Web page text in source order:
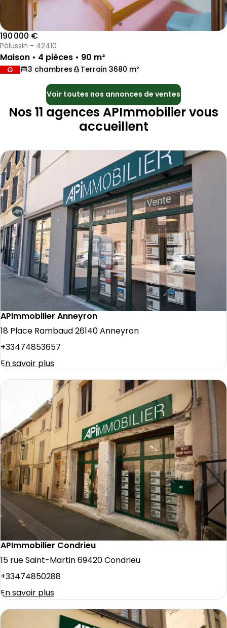
190 000 €
Pélussin - 42410
Maison • 4 pièces • 90 m²
DPE :
G 3 chambres Terrain 3680 m²
,
Voir toutes nos annonces de ventes
Nos 11 agences APImmobilier vous
accueillent
APImmobilier Anneyron
18 Place Rambaud 26140 Anneyron
+33474853657
En savoir plus
APImmobilier Condrieu
15 rue Saint-Martin 69420 Condrieu
+33474850288
En savoir plus